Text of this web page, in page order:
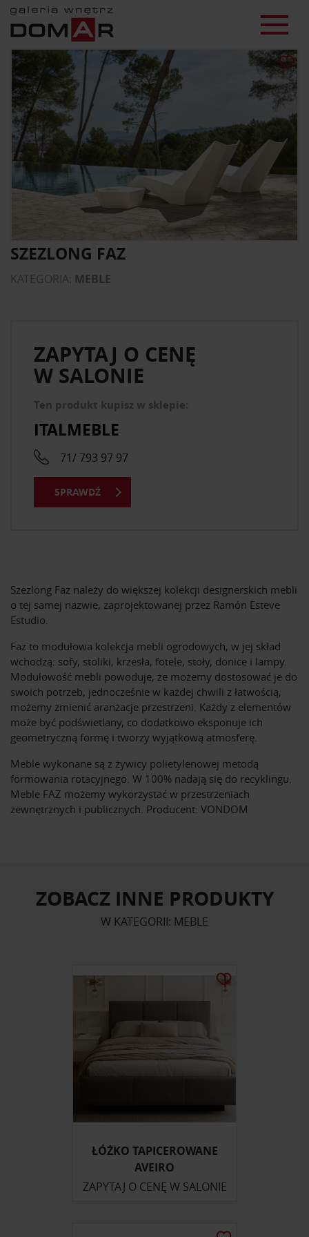
SZEZLONG FAZ
KATEGORIA: MEBLE
Szezlong Faz należy do większej kolekcji designerskich mebli
o tej samej nazwie, zaprojektowanej przez Ramón Esteve
Estudio.
Faz to modułowa kolekcja mebli ogrodowych, w jej skład
wchodzą: sofy, stoliki, krzesła, fotele, stoły, donice i lampy.
Modułowość mebli powoduje, że możemy dostosować je do
swoich potrzeb, jednocześnie w każdej chwili z łatwością,
możemy zmienić aranżacje przestrzeni. Każdy z elementów
może być podświetlany, co dodatkowo eksponuje ich
geometryczną formę i tworzy wyjątkową atmosferę.
Meble wykonane są z żywicy polietylenowej metodą
formowania rotacyjnego. W 100% nadają się do recyklingu.
Meble FAZ możemy wykorzystać w przestrzeniach
zewnętrznych i publicznych. Producent: VONDOM
ZAPYTAJ O CENĘ
W SALONIE
Ten produkt kupisz w sklepie:
ITALMEBLE
71/ 793 97 97
SPRAWDŹ
ZOBACZ INNE PRODUKTY
W KATEGORII: MEBLE
ŁÓŻKO TAPICEROWANE
AVEIRO
ZAPYTAJ O CENĘ W SALONIE